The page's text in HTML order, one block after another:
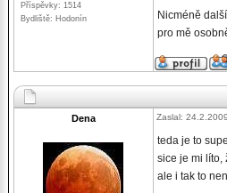
Příspěvky: 1514
Bydliště: Hodonín
Nicméně
pro mě
Dena Zaslal:
teda je to
sice je mi líto,
ale i tak to